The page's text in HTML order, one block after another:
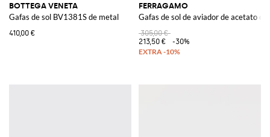
BOTTEGA VENETA
Gafas de sol BV1381S de metal
410,00 €
FERRAGAMO
Gafas de sol de aviador de acetato
305,00 €
213,50 €
-30%